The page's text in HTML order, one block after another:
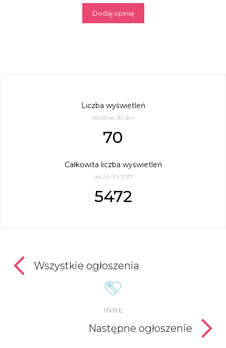
Dodaj opinię
Liczba wyświetleń
ostatnie 30 dni
70
Całkowita liczba wyświetleń
od 24-10-2017
5472
Wszystkie ogłoszenia
INNE
Następne ogłoszenie